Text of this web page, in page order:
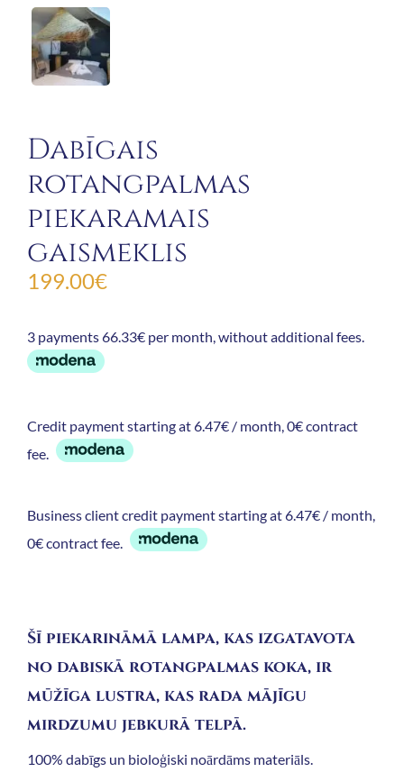
Dabīgais
rotangpalmas
piekaramais
gaismeklis
199.00€
3 payments 66.33€ per month, without additional fees.
Credit payment starting at 6.47€ / month, 0€ contract
fee.
Business client credit payment starting at 6.47€ / month,
0€ contract fee.
Šī piekarināmā lampa, kas izgatavota
no dabiskā rotangpalmas koka, ir
mūžīga lustra, kas rada mājīgu
mirdzumu jebkurā telpā.
100% dabīgs un bioloģiski noārdāms materiāls.